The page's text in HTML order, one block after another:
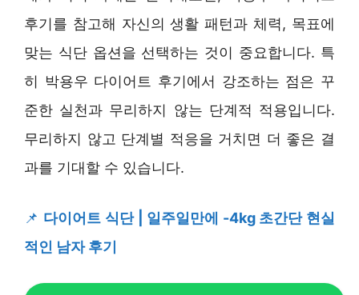
후기를 참고해 자신의 생활 패턴과 체력, 목표에
맞는 식단 옵션을 선택하는 것이 중요합니다. 특
히 박용우 다이어트 후기에서 강조하는 점은 꾸
준한 실천과 무리하지 않는 단계적 적용입니다.
무리하지 않고 단계별 적응을 거치면 더 좋은 결
과를 기대할 수 있습니다.
📌 다이어트 식단 | 일주일만에 -4kg 초간단 현실
적인 남자 후기